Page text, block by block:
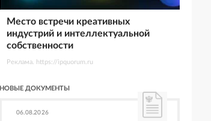
Место встречи креативных
индустрий и интеллектуальной
собственности
Реклама. https://ipquorum.ru
НОВЫЕ ДОКУМЕНТЫ
06.08.2026